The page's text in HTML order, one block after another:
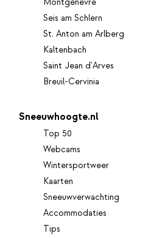
Montgenèvre
Seis am Schlern
St. Anton am Arlberg
Kaltenbach
Saint Jean d'Arves
Breuil-Cervinia
Sneeuwhoogte.nl
Top 50
Webcams
Wintersportweer
Kaarten
Sneeuwverwachting
Accommodaties
Tips